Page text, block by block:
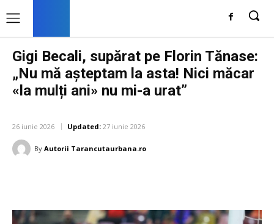
Gigi Becali, supărat pe Florin Tănase:
„Nu mă așteptam la asta! Nici măcar
«la mulți ani» nu mi-a urat”
26 iunie 2026 Updated: 27 iunie 2026
By Autorii Tarancutaurbana.ro